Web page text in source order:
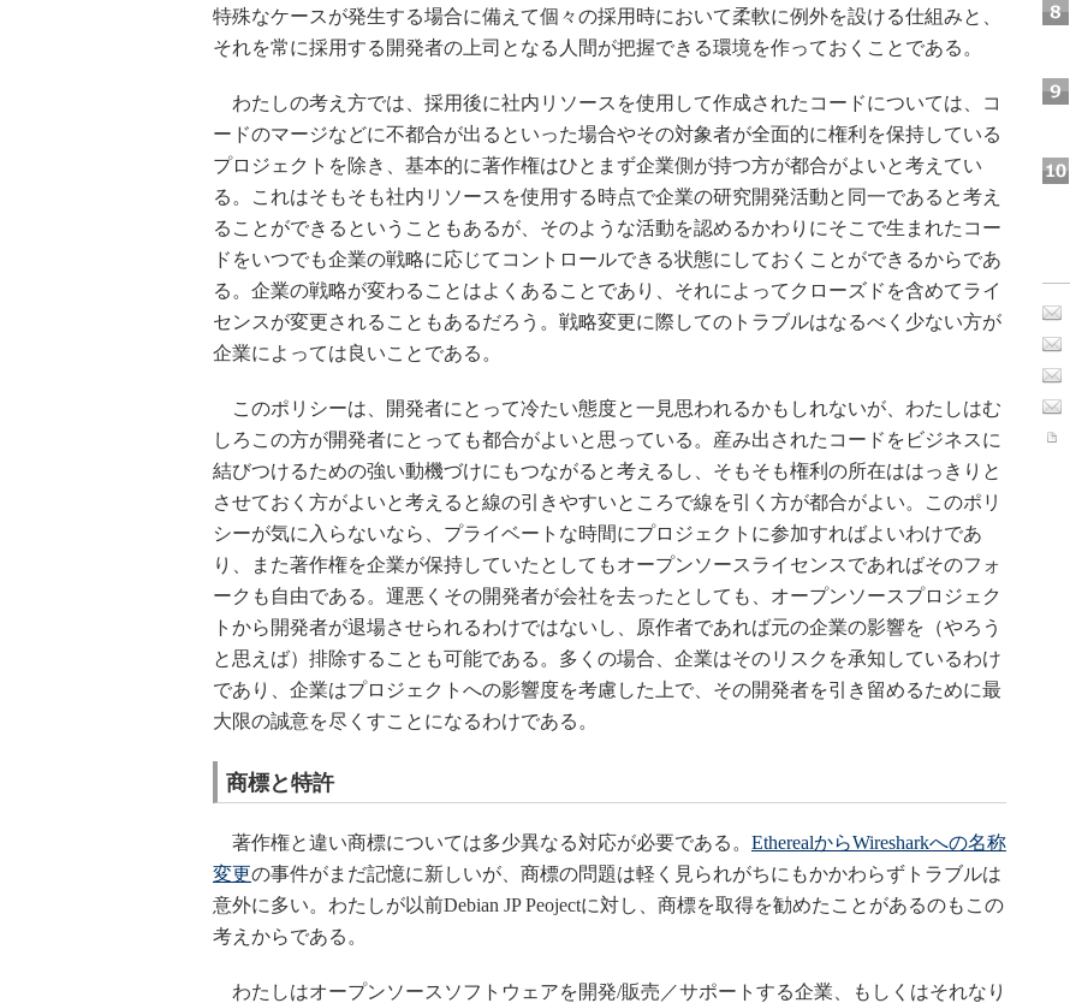
特殊なケースが発生する場合に備えて個々の採用時において柔軟に例外を設ける仕組みと、
それを常に採用する開発者の上司となる人間が把握できる環境を作っておくことである。
わたしの考え方では、採用後に社内リソースを使用して作成されたコードについては、コ
ードのマージなどに不都合が出るといった場合やその対象者が全面的に権利を保持している
プロジェクトを除き、基本的に著作権はひとまず企業側が持つ方が都合がよいと考えてい
る。これはそもそも社内リソースを使用する時点で企業の研究開発活動と同一であると考え
ることができるということもあるが、そのような活動を認めるかわりにそこで生まれたコー
ドをいつでも企業の戦略に応じてコントロールできる状態にしておくことができるからであ
る。企業の戦略が変わることはよくあることであり、それによってクローズドを含めてライ
センスが変更されることもあるだろう。戦略変更に際してのトラブルはなるべく少ない方が
企業によっては良いことである。
このポリシーは、開発者にとって冷たい態度と一見思われるかもしれないが、わたしはむ
しろこの方が開発者にとっても都合がよいと思っている。産み出されたコードをビジネスに
結びつけるための強い動機づけにもつながると考えるし、そもそも権利の所在ははっきりと
させておく方がよいと考えると線の引きやすいところで線を引く方が都合がよい。このポリ
シーが気に入らないなら、プライベートな時間にプロジェクトに参加すればよいわけであ
り、また著作権を企業が保持していたとしてもオープンソースライセンスであればそのフォ
ークも自由である。運悪くその開発者が会社を去ったとしても、オープンソースプロジェク
トから開発者が退場させられるわけではないし、原作者であれば元の企業の影響を（やろう
と思えば）排除することも可能である。多くの場合、企業はそのリスクを承知しているわけ
であり、企業はプロジェクトへの影響度を考慮した上で、その開発者を引き留めるために最
大限の誠意を尽くすことになるわけである。
商標と特許
著作権と違い商標については多少異なる対応が必要である。 EtherealからWiresharkへの名称
変更の事件がまだ記憶に新しいが、商標の問題は軽く見られがちにもかかわらずトラブルは
意外に多い。わたしが以前Debian JP Peojectに対し、商標を取得を勧めたことがあるのもこの
考えからである。
わたしはオープンソースソフトウェアを開発/販売／サポートする企業、もしくはそれなり